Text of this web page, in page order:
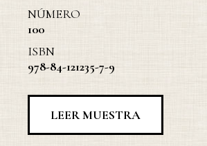
NÚMERO
100
ISBN
978-84-121235-7-9
LEER MUESTRA